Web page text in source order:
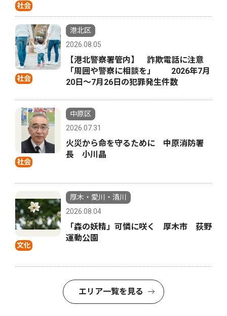
社会
社会
港北区
2026.08.05
【港北警察署管内】 詐欺電話に注意
「周囲や警察に相談を」 2026年7月
20日〜7月26日の犯罪発生件数
社会
中原区
2026.07.31
火災から命を守るために 中原消防署
長 小川晶
文化
厚木・愛川・清川
2026.08.04
「森の妖精」可憐に咲く 厚木市 荻野
運動公園
エリア一覧を見る